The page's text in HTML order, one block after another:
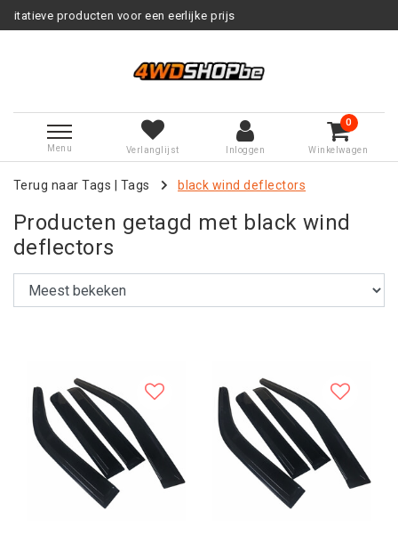
een eerlijke prijs
Menu Verlanglijst Inloggen
0
Winkelwagen
Terug naar Tags Tags black wind deflectors
Producten getagd met black wind
deflectors